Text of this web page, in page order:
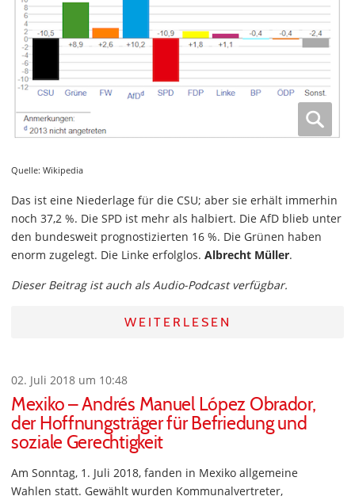
Quelle: Wikipedia
Das ist eine Niederlage für die CSU; aber sie erhält immerhin
noch 37,2 %. Die SPD ist mehr als halbiert. Die AfD blieb unter
den bundesweit prognostizierten 16 %. Die Grünen haben
enorm zugelegt. Die Linke erfolglos. Albrecht Müller.
Dieser Beitrag ist auch als Audio-Podcast verfügbar.
WEITERLESEN
02. Juli 2018 um 10:48
Mexiko – Andrés Manuel López Obrador,
der Hoffnungsträger für Befriedung und
soziale Gerechtigkeit
Am Sonntag, 1. Juli 2018, fanden in Mexiko allgemeine
Wahlen statt. Gewählt wurden Kommunalvertreter,